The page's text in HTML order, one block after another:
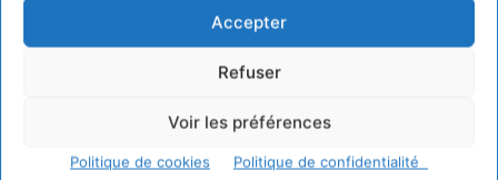
Accepter
Refuser
Voir les préférences
Politique de cookies Politique de confidentialité